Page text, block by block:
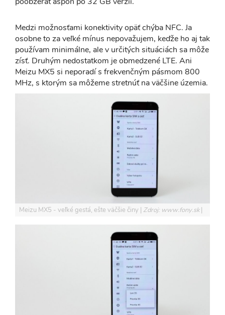
Medzi možnosťami konektivity opäť chýba NFC. Ja
osobne to za veľké mínus nepovažujem, keďže ho aj tak
používam minimálne, ale v určitých situáciách sa môže
zísť. Druhým nedostatkom je obmedzené LTE. Ani
Meizu MX5 si neporadí s frekvenčným pásmom 800
MHz, s ktorým sa môžeme stretnúť na väčšine územia.
Meizu MX5 - veľké gestá, ešte väčšie činy Zdroj: www.fony.sk